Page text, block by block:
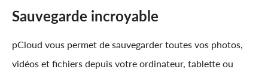
Sauvegarde incroyable
pCloud vous permet de sauvegarder toutes vos photos,
vidéos et fichiers depuis votre ordinateur, tablette ou